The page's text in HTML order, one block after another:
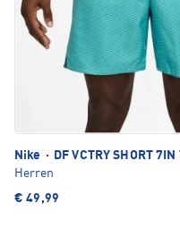
Nike ·
DF VCTRY SHORT
Herren
€ 49,99